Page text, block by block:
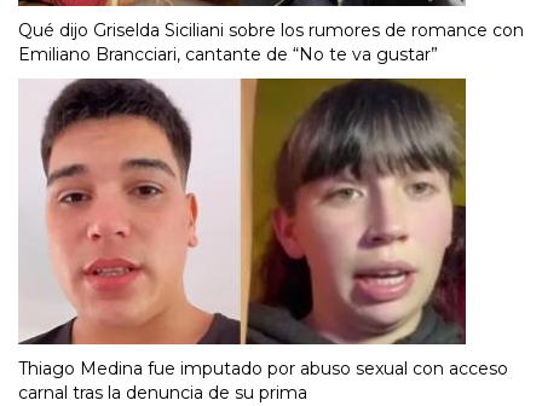
Qué dijo Griselda Siciliani sobre los rumores de romance con
Emiliano Brancciari, cantante de “No te va gustar”
Thiago Medina fue imputado por abuso sexual con acceso
carnal tras la denuncia de su prima